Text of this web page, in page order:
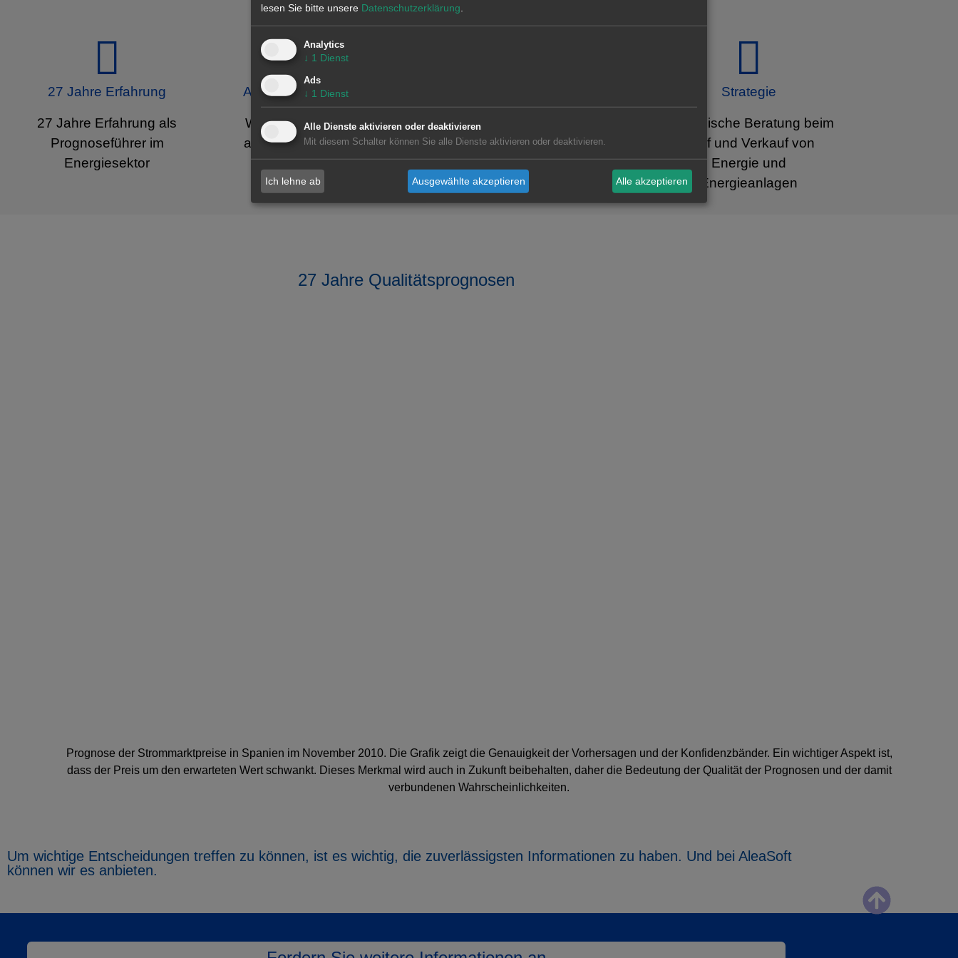
27 Jahre Erfahrung
27 Jahre Erfahrung als
Prognoseführer im
Energiesektor
Alle europäischen Märkte
Wir bieten Prognosen für
alle europäischen Märkte
Hybridmodell, Regressions-
und SARIMA-Modell für
neuronale Netze
Strategie
Strategische Beratung beim
Kauf und Verkauf von
Energie und
Energieanlagen
27 Jahre Qualitätsprognosen
Prognose der Strommarktpreise in Spanien im November 2010. Die Grafik zeigt die Genauigkeit der Vorhersagen und der Konfidenzbänder. Ein wichtiger Aspekt ist,
dass der Preis um den erwarteten Wert schwankt. Dieses Merkmal wird auch in Zukunft beibehalten, daher die Bedeutung der Qualität der Prognosen und der damit
verbundenen Wahrscheinlichkeiten.
Um wichtige Entscheidungen treffen zu können, ist es wichtig, die zuverlässigsten Informationen zu haben. Und bei AleaSoft
können wir es anbieten.
lesen Sie bitte unsere Datenschutzerklärung
Analytics
↓ 1 Dienst
Ads
↓ 1 Dienst
Alle Dienste aktivieren oder deaktivieren
Mit diesem Schalter können Sie alle Dienste aktivieren oder deaktivieren.
Ich lehne ab Ausgewählte akzeptieren Alle akzeptieren